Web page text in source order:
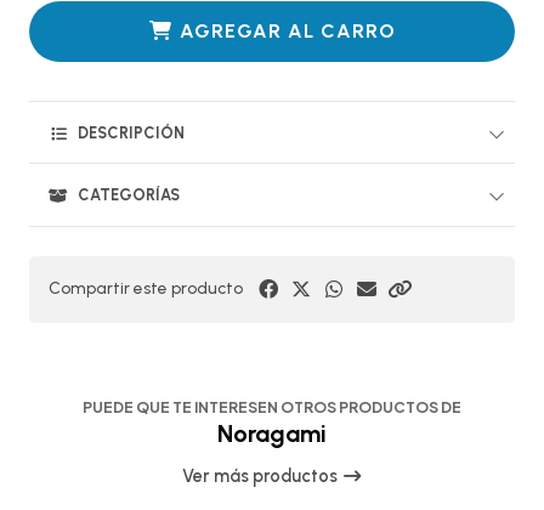
AGREGAR AL CARRO
DESCRIPCIÓN
CATEGORÍAS
Compartir este producto
PUEDE QUE TE INTERESEN OTROS PRODUCTOS DE
Noragami
Ver más productos